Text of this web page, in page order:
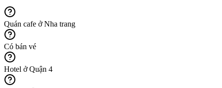
Quán cafe ở Nha trang
Có bán vé
Hotel ở Quận 4